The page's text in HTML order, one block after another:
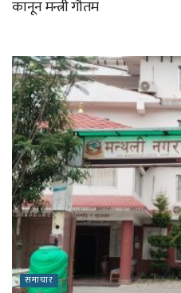
कानून मन्त्री गौतम
समाचार